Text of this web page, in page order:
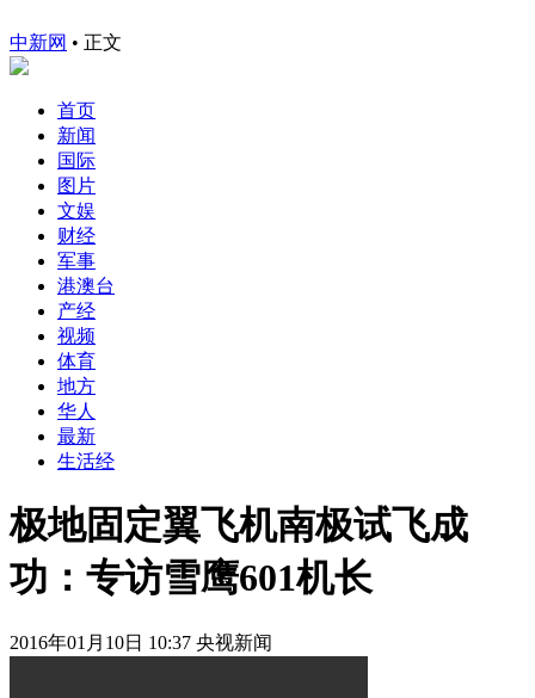
中新网 • 正文
首页
新闻
国际
图片
文娱
财经
军事
港澳台
产经
视频
体育
地方
华人
最新
生活经
极地固定翼飞机南极试飞成
功：专访雪鹰601机长
2016年01月10日 10:37 央视新闻